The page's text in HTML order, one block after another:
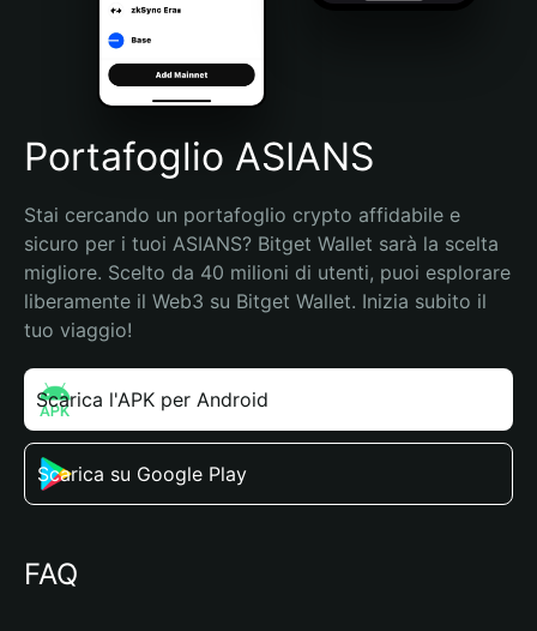
Português (Brasil)
Español (Argentina)
Portafoglio ASIANS
Stai cercando un portafoglio crypto affidabile e
sicuro per i tuoi ASIANS? Bitget Wallet sarà la scelta
migliore. Scelto da 40 milioni di utenti, puoi esplorare
liberamente il Web3 su Bitget Wallet. Inizia subito il
tuo viaggio!
Scarica l'APK per Android
Scarica su Google Play
FAQ